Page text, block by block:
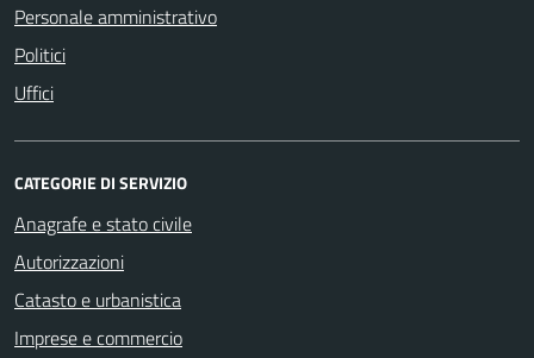
Personale amministrativo
Politici
Uffici
CATEGORIE DI SERVIZIO
Anagrafe e stato civile
Autorizzazioni
Catasto e urbanistica
Imprese e commercio